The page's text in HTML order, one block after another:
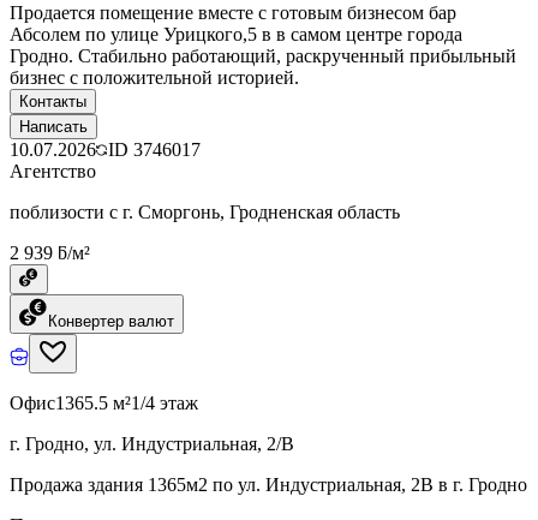
Продается помещение вместе с готовым бизнесом бар
Абсолем по улице Урицкого,5 в в самом центре города
Гродно. Стабильно работающий, раскрученный прибыльный
бизнес с положительной историей.
Контакты
Написать
10.07.2026 ID 3746017
Агентство
поблизости с г. Сморгонь, Гродненская область
2 939 ƃ/м²
Конвертер валют
Офис1365.5 м²1/4 этаж
г. Гродно, ул. Индустриальная, 2/В
Продажа здания 1365м2 по ул. Индустриальная, 2В в г. Гродно